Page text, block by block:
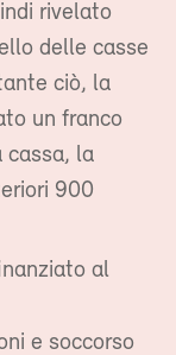
rivelato
delle casse
ciò, la
un franco
cassa, la
900
al
e soccorso